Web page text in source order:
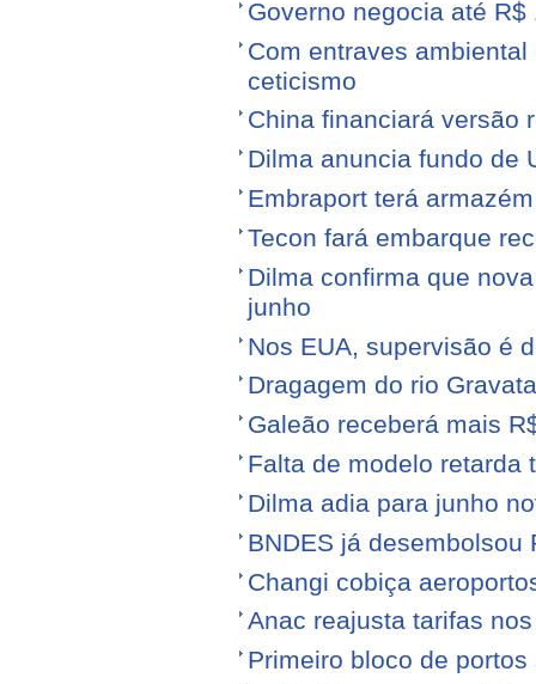
Governo negocia até
Com entraves
ceticismo
China financiará versão
Dilma anuncia fundo de
Embraport terá
Tecon fará embarque
Dilma confirma que
junho
Nos EUA, supervisão é
Dragagem do rio
Galeão receberá mais
Falta de modelo retarda
Dilma adia para junho
BNDES já
Changi cobiça
Anac reajusta tarifas
Primeiro bloco de